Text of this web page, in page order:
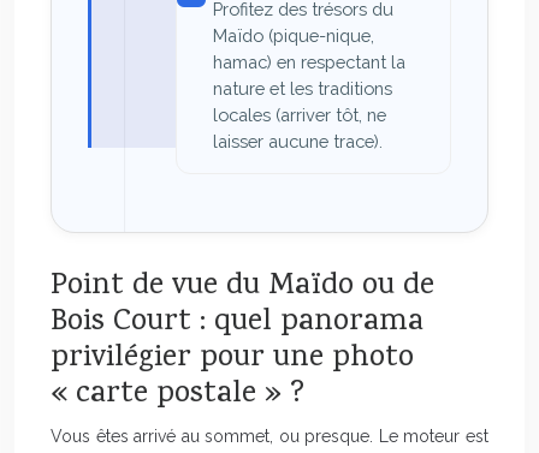
Profitez des trésors du
Maïdo (pique-nique,
hamac) en respectant la
nature et les traditions
locales (arriver tôt, ne
laisser aucune trace).
Point de vue du Maïdo ou de
Bois Court : quel panorama
privilégier pour une photo
« carte postale » ?
Vous êtes arrivé au sommet, ou presque. Le moteur est